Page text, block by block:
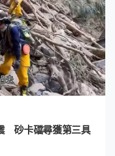
樓，周一繼續由頂樓
，現場亦設置了3部監
蓮縣建設處水利科長
我們會暫停一下，來
王星不穩固。」 當地
綜合大樓地震期間嚴
學生上課，大樓目前
，一艘載有3人的漁船
頭附近海域尋回。 台
超過700次餘震。東
砂卡礑尋獲第三具